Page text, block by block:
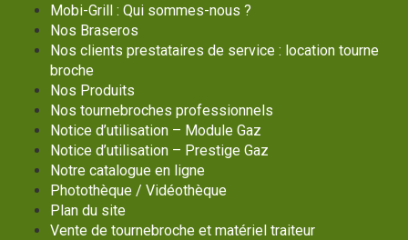
Mobi-Grill : Qui sommes-nous ?
Nos Braseros
Nos clients prestataires de service : location tourne
broche
Nos Produits
Nos tournebroches professionnels
Notice d’utilisation – Module Gaz
Notice d’utilisation – Prestige Gaz
Notre catalogue en ligne
Photothèque / Vidéothèque
Plan du site
Vente de tournebroche et matériel traiteur